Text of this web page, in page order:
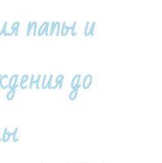
папы и
до